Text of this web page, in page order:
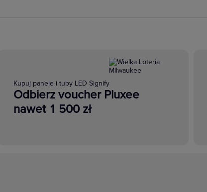
Kupuj panele i tuby LED Signify
Odbierz voucher Pluxee
nawet 1 500 zł